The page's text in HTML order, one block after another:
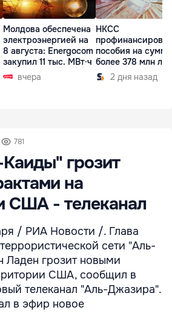
Молдова обеспечена
электроэнергией на
8 августа: Energocom
закупил 11 тыс. МВт·ч
вчера
НКСС
пособия на сумму
более 378 млн
2 дня назад
781
грозит
на
США - телеканал
/ РИА Новости /. Глава
сети "Аль-
Ладен грозит новыми
США, сообщил в
телеканал "Аль-Джазира".
в эфир новое